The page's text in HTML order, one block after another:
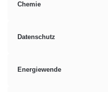
Chemie
Datenschutz
Energiewende